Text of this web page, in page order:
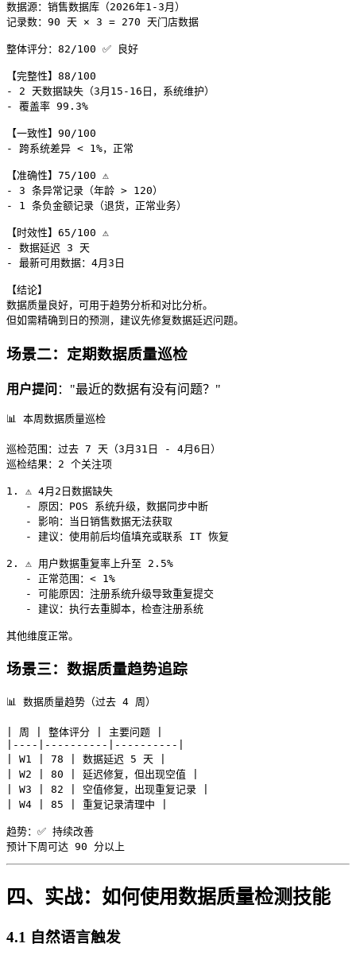
数据源：销售数据库（2026年1-3月）
记录数：90 天 × 3 = 270 天门店数据
整体评分：82/100 ✅ 良好
【完整性】88/100
- 2 天数据缺失（3月15-16日，系统维护）
- 覆盖率 99.3%
【一致性】90/100
- 跨系统差异 < 1%，正常
【准确性】75/100 ⚠️
- 3 条异常记录（年龄 > 120）
- 1 条负金额记录（退货，正常业务）
【时效性】65/100 ⚠️
- 数据延迟 3 天
- 最新可用数据：4月3日
【结论】
数据质量良好，可用于趋势分析和对比分析。
场景二：定期数据质量巡检
用户提问 ："最近的数据有没有问题？"
📊 本周数据质量巡检
巡检范围：过去 7 天（3月31日 - 4月6日）
巡检结果：2 个关注项
1. ⚠️ 4月2日数据缺失
   - 原因：POS 系统升级，数据同步中断
   - 影响：当日销售数据无法获取
   - 建议：使用前后均值填充或联系 IT 恢复
2. ⚠️ 用户数据重复率上升至 2.5%
   - 正常范围：< 1%
   - 可能原因：注册系统升级导致重复提交
   - 建议：执行去重脚本，检查注册系统
场景三：数据质量趋势追踪
📊 数据质量趋势（过去 4 周）
| 周 | 整体评分 | 主要问题 |
|----|----------|----------|
| W1 | 78 | 数据延迟 5 天 |
| W2 | 80 | 延迟修复，但出现空值 |
| W3 | 82 | 空值修复，出现重复记录 |
| W4 | 85 | 重复记录清理中 |
趋势：✅ 持续改善
四、实战：如何使用数据质量检测技能
4.1 自然语言触发